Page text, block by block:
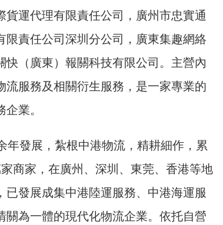
貨運代理有限責任公司，廣州市忠實通
限責任公司深圳分公司，廣東集趣網絡
快（廣東）報關科技有限公司。主營內
流服務及相關衍生服務，是一家專業的
業。
年發展，紮根中港物流，精耕細作，累
商家，在廣州、深圳、東莞、香港等地
已發展成集中港陸運服務、中港海運服
關為一體的現代化物流企業。依托自營